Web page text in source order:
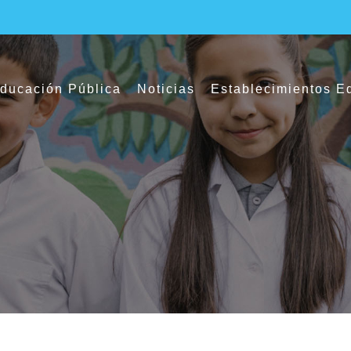
Pública Noticias Establecimientos